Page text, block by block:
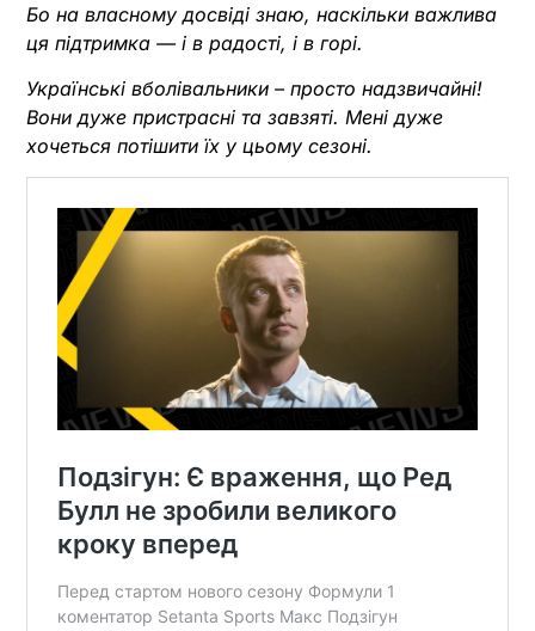
Бо на власному досвіді знаю, наскільки важлива
ця підтримка — і в радості, і в горі.
Українські вболівальники – просто надзвичайні!
Вони дуже пристрасні та завзяті. Мені дуже
хочеться потішити їх у цьому сезоні.